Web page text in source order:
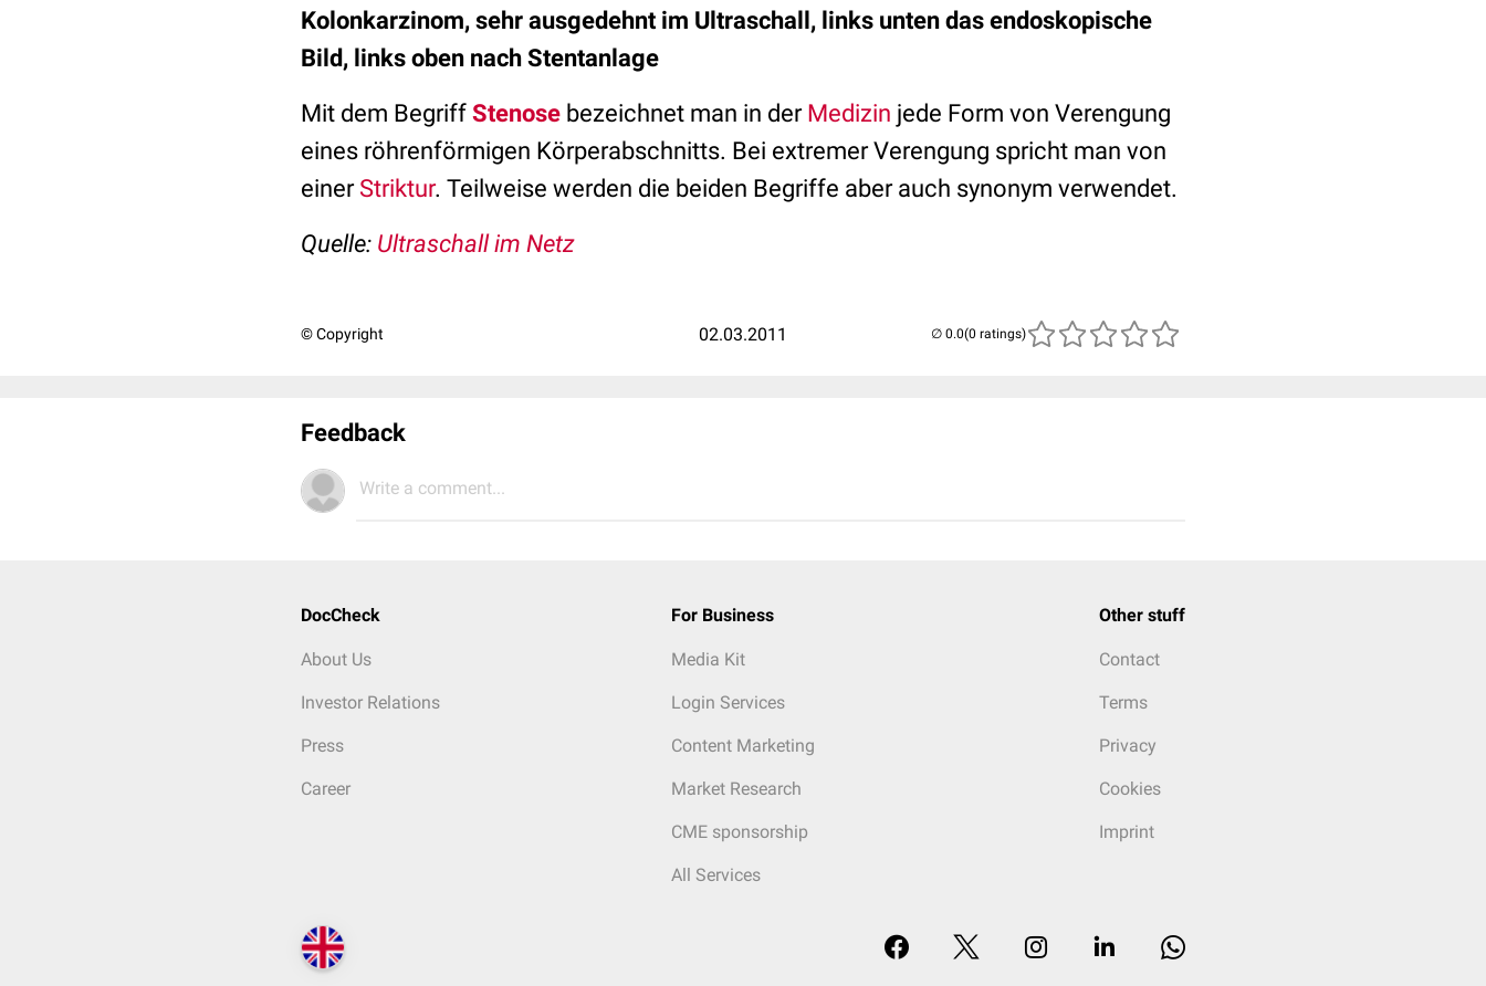
Kolonkarzinom, sehr ausgedehnt im Ultraschall, links unten das endoskopische
Bild, links oben nach Stentanlage
Mit dem Begriff Stenose bezeichnet man in der Medizin jede Form von Verengung
eines röhrenförmigen Körperabschnitts. Bei extremer Verengung spricht man von
einer Striktur. Teilweise werden die beiden Begriffe aber auch synonym verwendet.
Quelle: Ultraschall im Netz
© Copyright 02.03.2011 (0 ratings)
Feedback
Write a comment...
DocCheck
About Us
Investor Relations
Press
Career
For Business
Media Kit
Login Services
Content Marketing
Market Research
CME sponsorship
All Services
Other stuff
Contact
Terms
Privacy
Cookies
Imprint